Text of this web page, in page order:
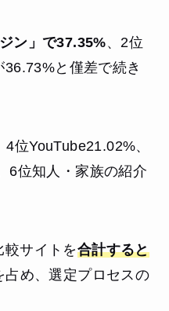
ン」で37.35%、2位
36.73%と僅差で続き
4位YouTube21.02%、
6位知人・家族の紹介
サイトを合計すると
占め、選定プロセスの